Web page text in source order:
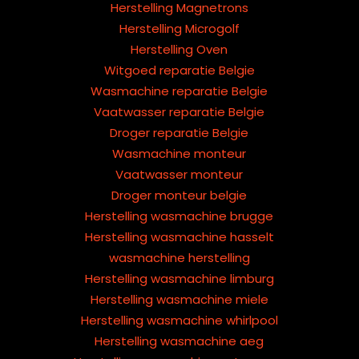
Herstelling Magnetrons
Herstelling Microgolf
Herstelling Oven
Witgoed reparatie Belgie
Wasmachine reparatie Belgie
Vaatwasser reparatie Belgie
Droger reparatie Belgie
Wasmachine monteur
Vaatwasser monteur
Droger monteur belgie
Herstelling wasmachine brugge
Herstelling wasmachine hasselt
wasmachine herstelling
Herstelling wasmachine limburg
Herstelling wasmachine miele
Herstelling wasmachine whirlpool
Herstelling wasmachine aeg